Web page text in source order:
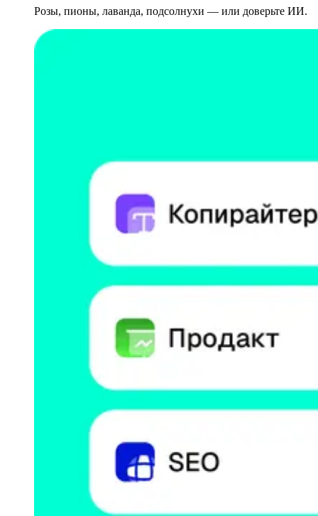
Розы, пионы, лаванда, подсолнухи — или доверьте ИИ.